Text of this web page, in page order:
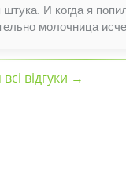
И когда я
молочница
відгуки →